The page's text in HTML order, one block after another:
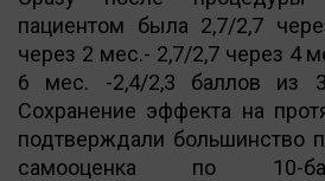
пациентом была 2,7/2,7
через 2 мес.- 2,7/2,7 через 4
6 мес. -2,4/2,3 баллов из
Сохранение эффекта на
подтверждали большинство
самооценка по 10-